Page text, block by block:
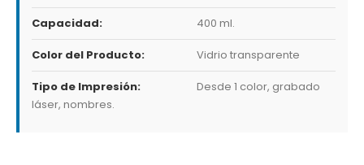
Capacidad: 400 ml.
Color del Producto: Vidrio transparente
Tipo de Impresión:
Desde 1 color, grabado
láser, nombres.